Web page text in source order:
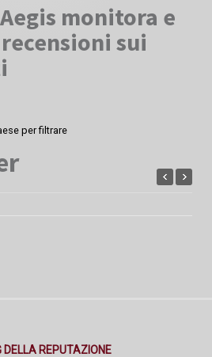
monitora e
sui
per filtrare
DELLA REPUTAZIONE